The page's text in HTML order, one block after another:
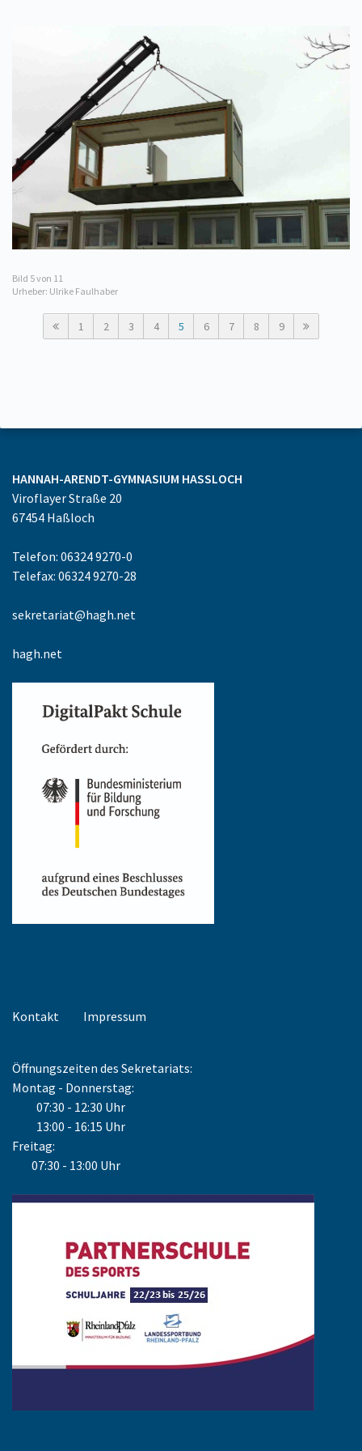
Bild 5von 11
Urheber: Ulrike Faulhaber
1 2 3 4 5 6 7 8 9
HANNAH-ARENDT-GYMNASIUM HASSLOCH
Viroflayer Straße 20
67454 Haßloch
Telefon: 06324 9270-0
Telefax: 06324 9270-28
sekretariat@hagh.net
hagh.net
Kontakt Impressum
Öffnungszeiten des Sekretariats:
Montag - Donnerstag:
07:30 - 12:30 Uhr
13:00 - 16:15 Uhr
Freitag:
07:30 - 13:00 Uhr